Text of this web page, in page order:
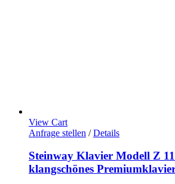
View Cart
Anfrage stellen / Details
Steinway Klavier Modell Z
klangschönes